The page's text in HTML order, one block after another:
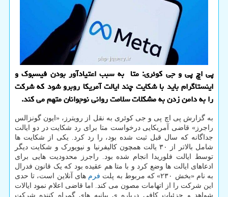
پی اچ پی و جی کوئری: متا به سبب اعتیادآور بودن فیسبوک و
اینستاگرام باید با شکایت چند ایالت آمریکا روبرو شود که شرکت
را به دامن زدن به مشکلات سلامت روانی نوجوانان متهم می کند.
به گزارش پی اچ پی و جی کوئری به نقل از رویترز، «ایون گونزالس
راجرز» قاضی آمریکایی درخواست متا برای رد شکایت در دو ایالت
جداگانه که سال قبل ثبت شده بود، را رد کرد. یکی از شکایت ها
شامل بالاتر از ۳۰ یالت همچون کالیفرنیا و نیویورک و شکایت دیگر
توسط ایالت فلوریدا انجام شده بود. راجرز محدودیت هایی برای
ادعاهای ایالت ها وضع کرد و با متا هم عقیده بود که یک قانون فدرال
به نام «بخش ۲۳۰» که مربوط به پلت
فرم های آنلاین است، تا حدی
این شرکت را از اتهامات مصون می کند. اما قاضی اعلام نمود ایالات
شواهد و جزئیات کافی درباره ی بیانیه های گمراه کننده شرکت